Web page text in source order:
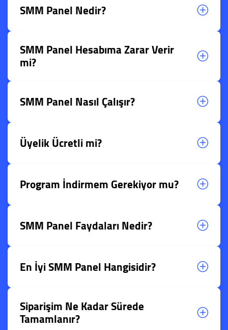
SMM Panel Nedir?
SMM Panel Hesabıma Zarar Verir
mi?
SMM Panel Nasıl Çalışır?
Üyelik Ücretli mi?
Program İndirmem Gerekiyor mu?
SMM Panel Faydaları Nedir?
En İyi SMM Panel Hangisidir?
Siparişim Ne Kadar Sürede
Tamamlanır?